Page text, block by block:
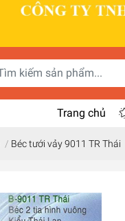
Trang chủ
/ Béc tưới vảy 9011 TR Thái